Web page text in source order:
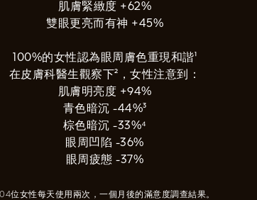
肌膚緊緻度 +62%
雙眼更亮而有神 +45%
100%的女性認為眼周膚色重現和諧¹
在皮膚科醫生觀察下²，女性注意到：
肌膚明亮度 +94%
青色暗沉 -44%³
棕色暗沉 -33%⁴
眼周凹陷 -36%
眼周疲態 -37%
位女性每天使用兩次，一個月後的滿意度調查結果。